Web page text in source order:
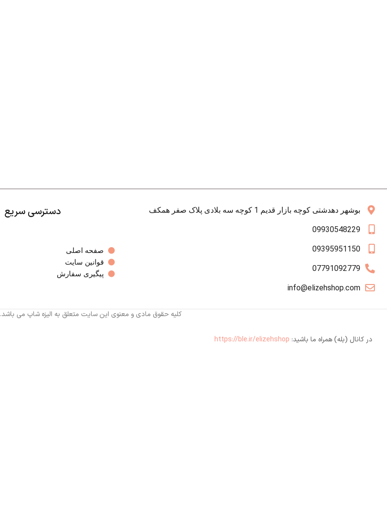
بوشهر دهدشتی کوچه بازار قدیم 1 کوچه سه بلادی پلاک صفر همکف
09930548229
09395951150
07791092779
info@elizehshop.com
دسترسی سریع
صفحه اصلی
قوانین سایت
پیگیری سفارش
کلیه حقوق مادی و معنوی این سایت متعلق به الیزه شاپ می باشد.
در کانال (بله) همراه ما باشید: https://ble.ir/elizehshop